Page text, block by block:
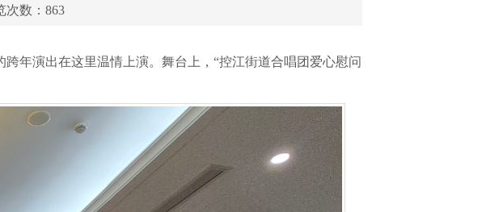
数： 863
年演出在这里温情上演。舞台上，“控江街道合唱团爱心慰问